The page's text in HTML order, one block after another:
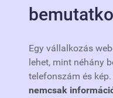
Egy vállalkozás
lehet, mint néhány
telefonszám és
nemcsak